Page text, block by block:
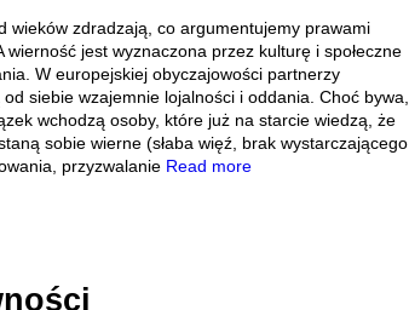
wieków zdradzają, co argumentujemy prawami
wierność jest wyznaczona przez kulturę i społeczne
W europejskiej obyczajowości partnerzy
siebie wzajemnie lojalności i oddania. Choć bywa,
wchodzą osoby, które już na starcie wiedzą, że
sobie wierne (słaba więź, brak wystarczającego
przyzwalanie Read more